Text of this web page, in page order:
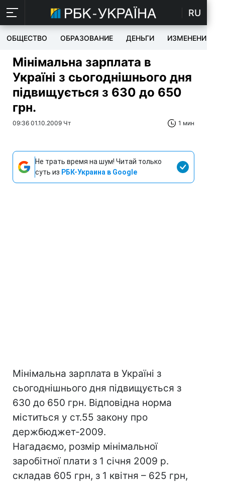
RU
ОБЩЕСТВО ОБРАЗОВАНИЕ ДЕНЬГИ ИЗМЕНЕНИЯ
Мінімальна зарплата в
Україні з сьогоднішнього дня
підвищується з 630 до 650
грн.
09:36 01.10.2009 Чт 1 мин
Не трать время на шум! Читай только
суть из РБК-Украина в Google
Мінімальна зарплата в Україні з
сьогоднішнього дня підвищується з
630 до 650 грн. Відповідна норма
міститься у ст.55 закону про
держбюджет-2009.
Нагадаємо, розмір мінімальної
заробітної плати з 1 січня 2009 р.
складав 605 грн, з 1 квітня – 625 грн,